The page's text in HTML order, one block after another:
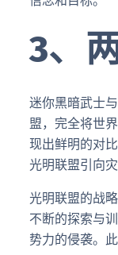
3、
迷你黑暗武士
盟，完全将世
现出鲜明的对
光明联盟引向灾
光明联盟的战
不断的探索与
势力的侵袭。